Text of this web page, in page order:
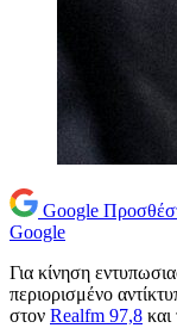
Google
Google
Για κίνηση
περιορισμένο
στον Realfm 97,8